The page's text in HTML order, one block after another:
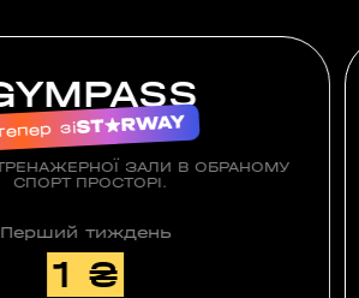
зі
ЗАЛИ В ОБРАНОМУ
СПОРТ ПРОСТОРІ.
Перший тиждень
1 ₴